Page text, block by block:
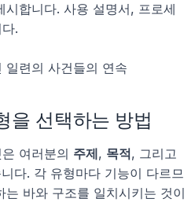
합니다. 사용 설명서, 프로세
.
일련의 사건들의 연속
을 선택하는 방법
여러분의 주제, 목적
다. 각 유형마다 기능이 다르므
바와 구조를 일치시키는 것이